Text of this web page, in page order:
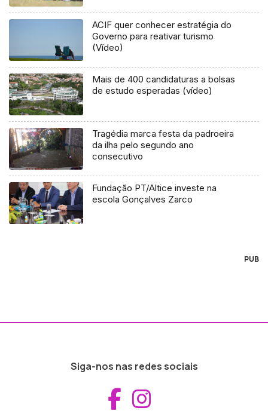
ACIF quer conhecer estratégia do
Governo para reativar turismo
(Vídeo)
Mais de 400 candidaturas a bolsas
de estudo esperadas (vídeo)
Tragédia marca festa da padroeira
da ilha pelo segundo ano
consecutivo
Fundação PT/Altice investe na
escola Gonçalves Zarco
PUB
Siga-nos nas redes sociais
Aceder ao